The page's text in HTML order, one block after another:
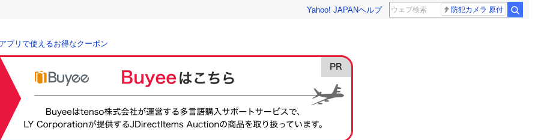
Yahoo! JAPANヘルプ 防犯カメラ 原付
プリで使えるお得なクーポン